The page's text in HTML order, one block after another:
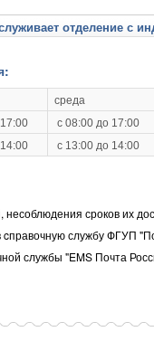
отделение с
среда
с 08:00 до 17:00
с 13:00 до 14:00
сроков их
службу ФГУП
службы "EMS Почта